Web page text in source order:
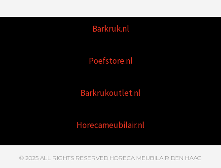
Barkruk.nl
Poefstore.nl
Barkrukoutlet.nl
Horecameubilair.nl
© 2025 ALL RIGHTS RESERVED HORECA MEUBILAIR DEN HAAG